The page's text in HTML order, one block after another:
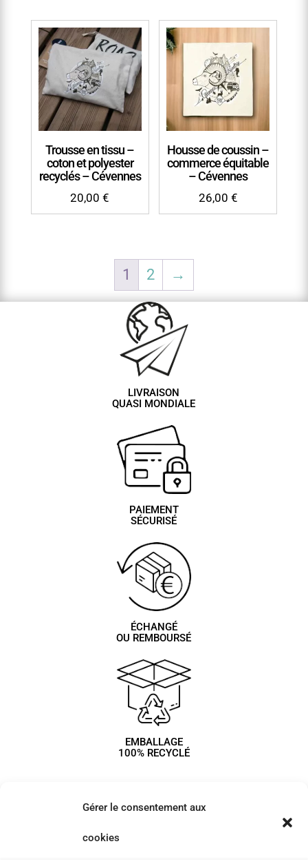
Gérer le consentement aux
cookies
Trousse en tissu –
coton et polyester
recyclés – Cévennes
20,00€
Housse de coussin –
commerce équitable
– Cévennes
26,00 €
1 2 →
LIVRAISON
QUASI MONDIALE
PAIEMENT
SÉCURISÉ
ÉCHANGÉ
OU REMBOURSÉ
EMBALLAGE
100% RECYCLÉ